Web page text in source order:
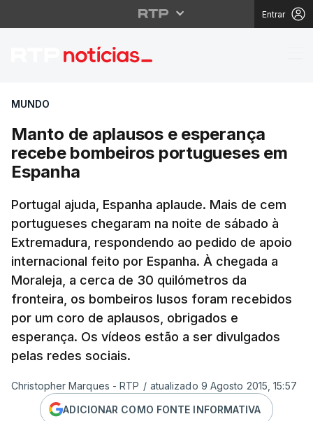
Entrar
Manto de aplausos e
MUNDO
Manto de aplausos e esperança
recebe bombeiros portugueses em
Espanha
Portugal ajuda, Espanha aplaude. Mais de cem
portugueses chegaram na noite de sábado à
Extremadura, respondendo ao pedido de apoio
internacional feito por Espanha. À chegada a
Moraleja, a cerca de 30 quilómetros da
fronteira, os bombeiros lusos foram recebidos
por um coro de aplausos, obrigados e
esperança. Os vídeos estão a ser divulgados
pelas redes sociais.
Christopher Marques - RTP / atualizado 9 Agosto 2015, 15:57
ADICIONAR COMO FONTE INFORMATIVA